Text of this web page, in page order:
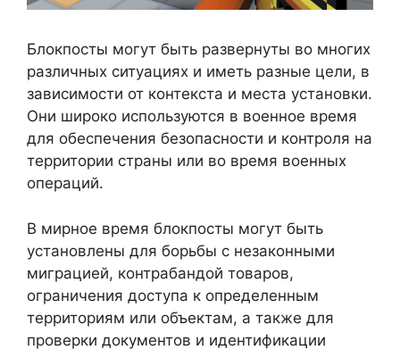
Блокпосты могут быть развернуты во многих
различных ситуациях и иметь разные цели, в
зависимости от контекста и места установки.
Они широко используются в военное время
для обеспечения безопасности и контроля на
территории страны или во время военных
операций.
В мирное время блокпосты могут быть
установлены для борьбы с незаконными
миграцией, контрабандой товаров,
ограничения доступа к определенным
территориям или объектам, а также для
проверки документов и идентификации